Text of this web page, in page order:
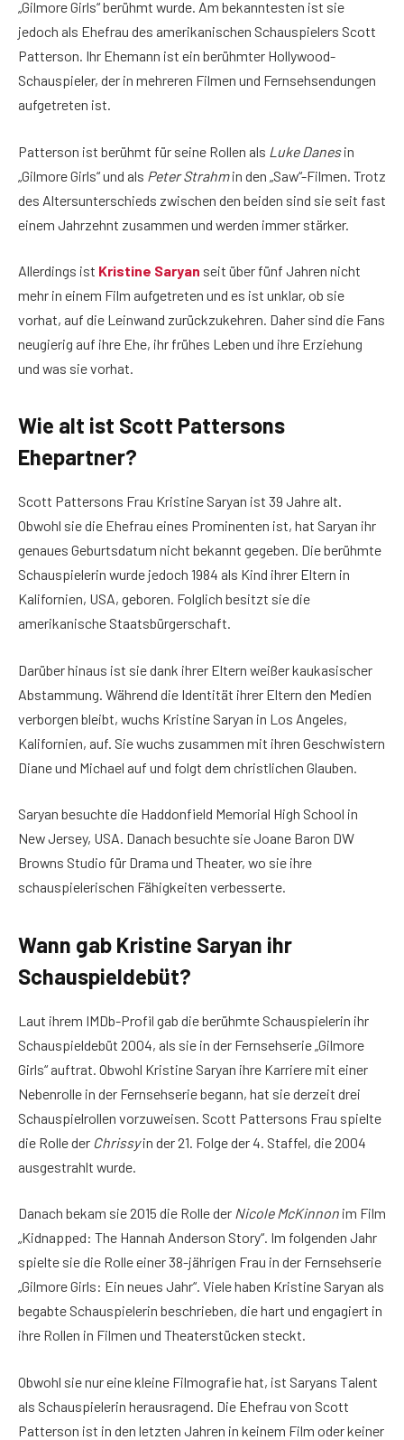
„Gilmore Girls“ berühmt wurde. Am bekanntesten ist sie
jedoch als Ehefrau des amerikanischen Schauspielers Scott
Patterson. Ihr Ehemann ist ein berühmter Hollywood-
Schauspieler, der in mehreren Filmen und Fernsehsendungen
aufgetreten ist.
Patterson ist berühmt für seine Rollen als Luke Danesin
„Gilmore Girls“ und als Peter Strahmin den „Saw“-Filmen. Trotz
des Altersunterschieds zwischen den beiden sind sie seit fast
einem Jahrzehnt zusammen und werden immer stärker.
Allerdings ist Kristine Saryan seit über fünf Jahren nicht
mehr in einem Film aufgetreten und es ist unklar, ob sie
vorhat, auf die Leinwand zurückzukehren. Daher sind die Fans
neugierig auf ihre Ehe, ihr frühes Leben und ihre Erziehung
und was sie vorhat.
Wie alt ist Scott Pattersons
Ehepartner?
Scott Pattersons Frau Kristine Saryan ist 39 Jahre alt.
Obwohl sie die Ehefrau eines Prominenten ist, hat Saryan ihr
genaues Geburtsdatum nicht bekannt gegeben. Die berühmte
Schauspielerin wurde jedoch 1984 als Kind ihrer Eltern in
Kalifornien, USA, geboren. Folglich besitzt sie die
amerikanische Staatsbürgerschaft.
Darüber hinaus ist sie dank ihrer Eltern weißer kaukasischer
Abstammung. Während die Identität ihrer Eltern den Medien
verborgen bleibt, wuchs Kristine Saryan in Los Angeles,
Kalifornien, auf. Sie wuchs zusammen mit ihren Geschwistern
Diane und Michael auf und folgt dem christlichen Glauben.
Saryan besuchte die Haddonfield Memorial High School in
New Jersey, USA. Danach besuchte sie Joane Baron DW
Browns Studio für Drama und Theater, wo sie ihre
schauspielerischen Fähigkeiten verbesserte.
Wann gab Kristine Saryan ihr
Schauspieldebüt?
Laut ihrem IMDb-Profil gab die berühmte Schauspielerin ihr
Schauspieldebüt 2004, als sie in der Fernsehserie „Gilmore
Girls“ auftrat. Obwohl Kristine Saryan ihre Karriere mit einer
Nebenrolle in der Fernsehserie begann, hat sie derzeit drei
Schauspielrollen vorzuweisen. Scott Pattersons Frau spielte
die Rolle der Chrissyin der 21. Folge der 4. Staffel, die 2004
ausgestrahlt wurde.
Danach bekam sie 2015 die Rolle der Nicole McKinnon im Film
„Kidnapped: The Hannah Anderson Story“. Im folgenden Jahr
spielte sie die Rolle einer 38-jährigen Frau in der Fernsehserie
„Gilmore Girls: Ein neues Jahr“. Viele haben Kristine Saryan als
begabte Schauspielerin beschrieben, die hart und engagiert in
ihre Rollen in Filmen und Theaterstücken steckt.
Obwohl sie nur eine kleine Filmografie hat, ist Saryans Talent
als Schauspielerin herausragend. Die Ehefrau von Scott
Patterson ist in den letzten Jahren in keinem Film oder keiner